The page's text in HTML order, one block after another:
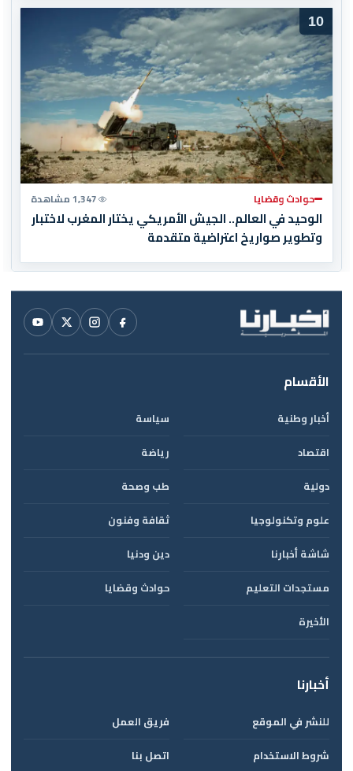
10
حوادث وقضايا 1,347 مشاهدة
الوحيد في العالم.. الجيش الأمريكي يختار المغرب لاختبار
وتطوير صواريخ اعتراضية متقدمة
الأقسام
أخبار وطنية
سياسة
اقتصاد
رياضة
دولية
طب وصحة
علوم وتكنولوجيا
ثقافة وفنون
شاشة أخبارنا
دين ودنيا
مستجدات التعليم
حوادث وقضايا
الأخيرة
أخبارنا
للنشر في الموقع
فريق العمل
شروط الاستخدام
اتصل بنا